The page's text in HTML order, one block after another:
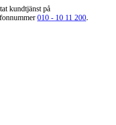
kundtjänst på
010 - 10 11 200.